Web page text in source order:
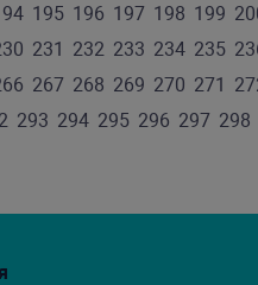
195 196 197 198 199
231 232 233 234 235
267 268 269 270 271
293 294 295 296 297 298